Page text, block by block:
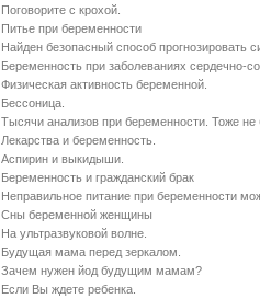
Поговорите с крохой.
Питье при беременности
Найден безопасный способ прогнозировать
Беременность при заболеваниях сердечно-
Физическая активность беременной.
Бессоница.
Тысячи анализов при беременности. Тоже не
Лекарства и беременность.
Аспирин и выкидыши.
Беременность и гражданский брак
Неправильное питание при беременности
Сны беременной женщины
На ультразвуковой волне.
Будущая мама перед зеркалом.
Зачем нужен йод будущим мамам?
Если Вы ждете ребенка.